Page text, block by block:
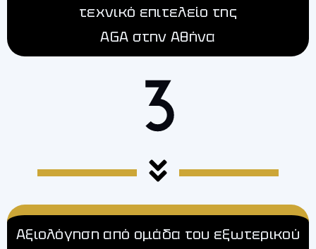
τεχνικό επιτελείο της
AGA στην Αθήνα
Αξιολόγηση από ομάδα του εξωτερικού